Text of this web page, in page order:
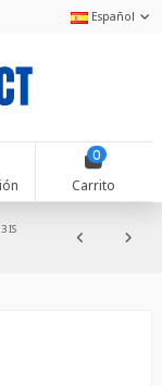
Español
0
Carrito
IS